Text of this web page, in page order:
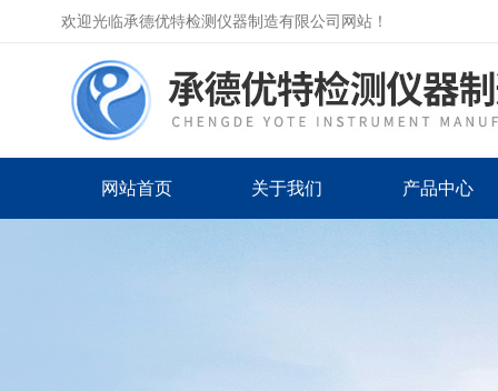
欢迎光临承德优特检测仪器制造有限公司网站！
网站首页 关于我们 产品中心